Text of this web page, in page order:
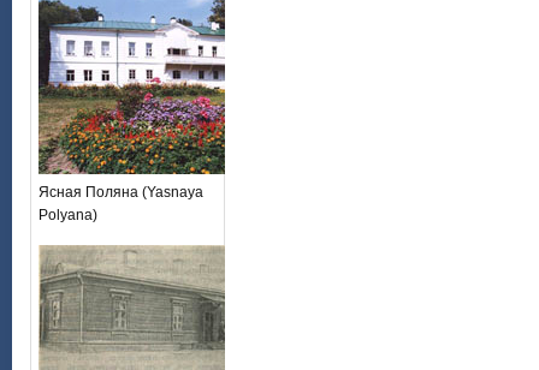
Ясная Поляна (Yasnaya
Polyana)